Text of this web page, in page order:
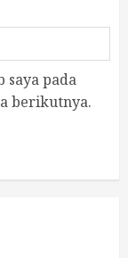
saya pada
berikutnya.